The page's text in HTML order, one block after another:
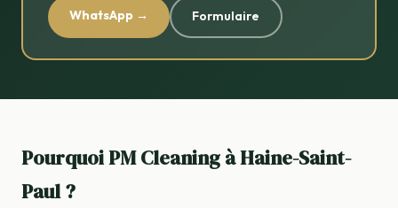
WhatsApp → Formulaire
Pourquoi PM Cleaning à Haine-Saint-
Paul ?